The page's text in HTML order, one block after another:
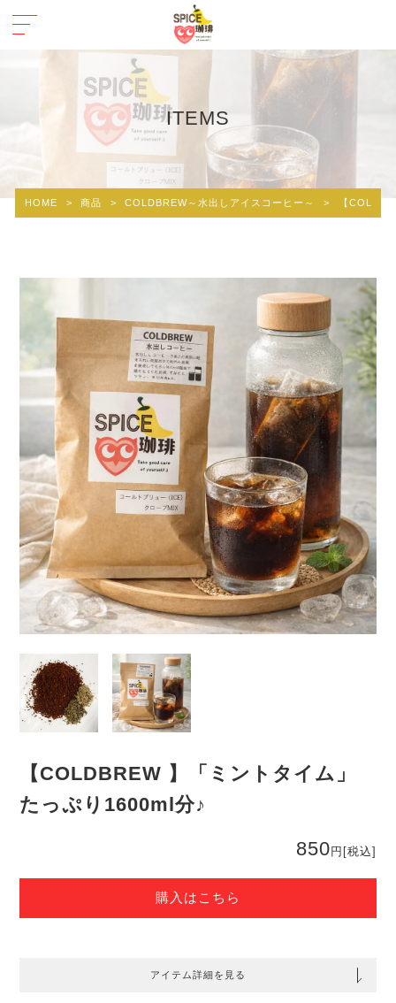
ITEMS
HOME > 商品 > COLDBREW～水出しアイスコーヒー～ > 【
【COLDBREW 】「ミントタイム」
たっぷり1600ml分♪
850 円 [税込]
購入はこちら
アイテム詳細を見る